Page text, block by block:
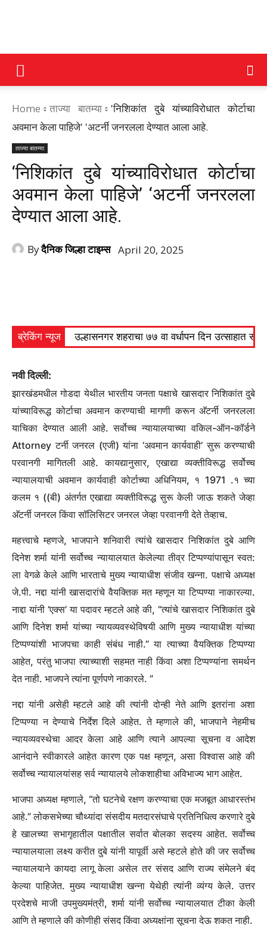
DAINIK
JILHA
Home ताज्या बातम्या
'निशिकांत दुबे यांच्याविरोधात कोर्टाचा
अवमान केला पाहिजे' 'अटर्नी जनरलला देण्यात आला आहे.
ताज्या बातम्या
‘निशिकांत दुबे यांच्याविरोधात कोर्टाचा
अवमान केला पाहिजे’ ‘अटर्नी जनरलला
देण्यात आला आहे.
Byदैनिक जिल्हा टाइम्स April 20, 2025
ब्रेकिंग न्यूज उल्हासनगर शहराचा ७७ वा वर्धापन दिन उत्साहात
नवी दिल्ली:
झारखंडमधील गोडदा येथील भारतीय जनता पक्षाचे खासदार निशिकांत दुबे
यांच्याविरूद्ध कोर्टाचा अवमान करण्याची मागणी करून अ‍ॅटर्नी जनरलला
याचिका देण्यात आली आहे. सर्वोच्च न्यायालयाच्या वकिल-ऑन-कॉर्डने
Attorney टर्नी जनरल (एजी) यांना ‘अवमान कार्यवाही’ सुरू करण्याची
परवानगी मागितली आहे. कायद्यानुसार, एखाद्या व्यक्तीविरूद्ध सर्वोच्च
न्यायालयाची अवमान कार्यवाही कोर्टाच्या अधिनियम, १ 1971 .१ च्या
कलम १ ((बी) अंतर्गत एखाद्या व्यक्तीविरूद्ध सुरू केली जाऊ शकते जेव्हा
अ‍ॅटर्नी जनरल किंवा सॉलिसिटर जनरल जेव्हा परवानगी देते तेव्हाच.
महत्त्वाचे म्हणजे, भाजपाने शनिवारी त्यांचे खासदार निशिकांत दुबे आणि
दिनेश शर्मा यांनी सर्वोच्च न्यायालयात केलेल्या तीव्र टिप्पण्यांपासून स्वत:
ला वेगळे केले आणि भारताचे मुख्य न्यायाधीश संजीव खन्ना. पक्षाचे अध्यक्ष
जे.पी. नद्दा यांनी खासदारांचे वैयक्तिक मत म्हणून या टिप्पण्या नाकारल्या.
नाद्दा यांनी ‘एक्स’ या पदावर म्हटले आहे की, “त्यांचे खासदार निशिकांत दुबे
आणि दिनेश शर्मा यांच्या न्यायव्यवस्थेविषयी आणि मुख्य न्यायाधीश यांच्या
टिप्पण्यांशी भाजपचा काही संबंध नाही.” या त्याच्या वैयक्तिक टिप्पण्या
आहेत, परंतु भाजपा त्याच्याशी सहमत नाही किंवा अशा टिप्पण्यांना समर्थन
देत नाही. भाजपने त्यांना पूर्णपणे नाकारले. ”
नद्दा यांनी असेही म्हटले आहे की त्यांनी दोन्ही नेते आणि इतरांना अशा
टिप्पण्या न देण्याचे निर्देश दिले आहेत. ते म्हणाले की, भाजपाने नेहमीच
न्यायव्यवस्थेचा आदर केला आहे आणि त्याने आपल्या सूचना व आदेश
आनंदाने स्वीकारले आहेत कारण एक पक्ष म्हणून, असा विश्वास आहे की
सर्वोच्च न्यायालयांसह सर्व न्यायालये लोकशाहीचा अविभाज्य भाग आहेत.
भाजपा अध्यक्ष म्हणाले, “तो घटनेचे रक्षण करण्याचा एक मजबूत आधारस्तंभ
आहे.” लोकसभेच्या चौथ्यांदा संसदीय मतदारसंघाचे प्रतिनिधित्व करणारे दुबे
हे खालच्या सभागृहातील पक्षातील सर्वात बोलका सदस्य आहेत. सर्वोच्च
न्यायालयाला लक्ष्य करीत दुबे यांनी यापूर्वी असे म्हटले होते की जर सर्वोच्च
न्यायालयाने कायदा लागू केला असेल तर संसद आणि राज्य संमेलने बंद
केल्या पाहिजेत. मुख्य न्यायाधीश खन्ना येथेही त्यांनी व्यंग्य केले. उत्तर
प्रदेशचे माजी उपमुख्यमंत्री, शर्मा यांनी सर्वोच्च न्यायालयात टीका केली
आणि ते म्हणाले की कोणीही संसद किंवा अध्यक्षांना सूचना देऊ शकत नाही.